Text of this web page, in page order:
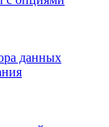
данных